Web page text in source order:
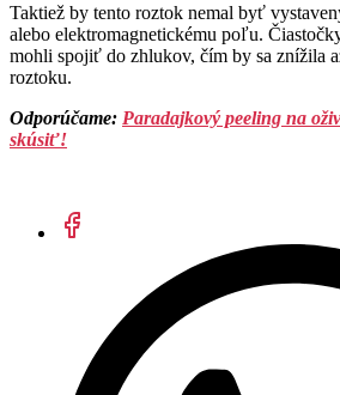
Taktiež by tento roztok nemal byť
alebo elektromagnetickému poľu.
mohli spojiť do zhlukov, čím by sa znížila
roztoku.
Odporúčame: Paradajkový peeling na
skúsiť!